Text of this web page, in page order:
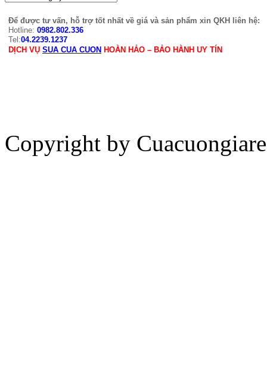
Để được tư vấn, hỗ trợ tốt nhất về giá và sản phẩm xin QKH liên hệ:
Hotline: 0982.802.336
Tel:04.2239.1237
DỊCH VỤ SUA CUA CUON HOÀN HẢO – BẢO HÀNH UY TÍN
Copyright by